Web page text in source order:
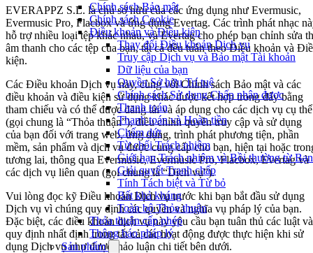
Chính sách Bảo mật
Chính sách Cookie
Điều khoản và Điều kiện
Thay đổi Điều khoản Dịch vụ
Truy cập Dịch vụ và Bảo mật Tài khoản
Dữ liệu của bạn
Quyền Sở hữu Trí tuệ
Chính sách Sử dụng Chấp nhận được
Thanh toán
Thanh toán và Hoàn tiền
Chấm dứt
Từ chối Trách nhiệm
Giới hạn Trách nhiệm và Bồi thường từ Bạn
Giải quyết Tranh chấp
Tính Tách biệt và Từ bỏ
Bất khả kháng
Toàn bộ Thỏa thuận
Thỏa thuận cấp phép
Thông báo pháp lý
Sản phẩm
EVERAPPZ S.L. là chủ sở hữu của các ứng dụng như Evermusic,
Evermusic Pro, Flacbox và ứng dụng Evertag. Các trình phát nhạc
hỗ trợ nhiều loại tệp khác nhau, và Evertag cho phép bạn chỉnh sửa
âm thanh cho các tệp của bạn, tất cả đều tuân theo Điều khoản và
kiện.
Các Điều khoản Dịch vụ này, cùng với Chính sách Bảo mật và các
điều khoản và điều kiện sử dụng khác được kết hợp trong đây bằng
tham chiếu và có thể được đăng tải và áp dụng cho các dịch vụ cụ thể
(gọi chung là “Thỏa thuận”), điều chỉnh quyền truy cập và sử dụng
của bạn đối với trang web, ứng dụng, trình phát phương tiện, phần
mềm, sản phẩm và dịch vụ được cung cấp cho bạn, hiện tại hoặc
tương lai, thông qua Evermusic, Evermusic Pro, Flacbox, Evertag và
các dịch vụ liên quan (gọi chung là “Dịch vụ”).
Vui lòng đọc kỹ Điều khoản Dịch vụ trước khi bạn bắt đầu sử dụng
Dịch vụ vì chúng quy định các quyền và nghĩa vụ pháp lý của bạn.
Đặc biệt, các điều khoản dịch vụ này yêu cầu bạn tuân thủ các luật và
quy định nhất định trong tất cả các hoạt động được thực hiện khi sử
dụng Dịch vụ như được thảo luận chi tiết bên dưới.